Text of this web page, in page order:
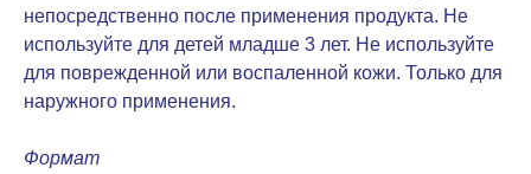
непосредственно после применения продукта. Не
используйте для детей младше 3 лет. Не используйте
для поврежденной или воспаленной кожи. Только для
наружного применения.
Формат